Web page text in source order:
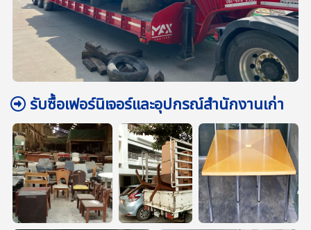
รับซื้อเฟอร์นิเจอร์และอุปกรณ์สำนักงานเก่า